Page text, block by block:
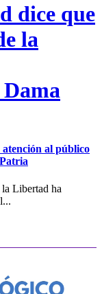
dice que
la
al público
Libertad ha